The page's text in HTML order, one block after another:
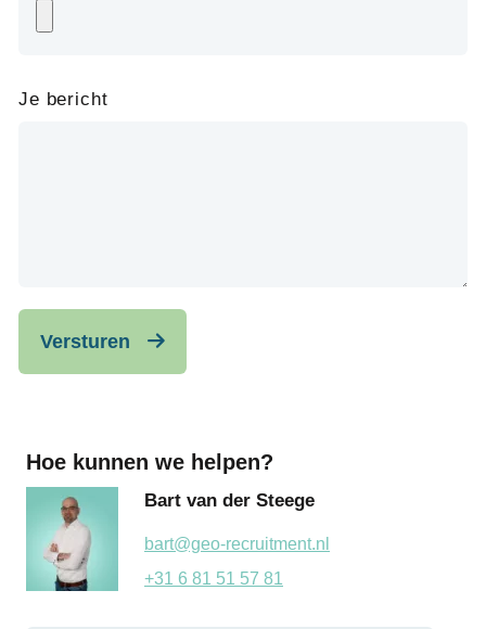
Je bericht
Versturen
Hoe kunnen we helpen?
Bart van der Steege
bart@geo-recruitment.nl
+31 6 81 51 57 81